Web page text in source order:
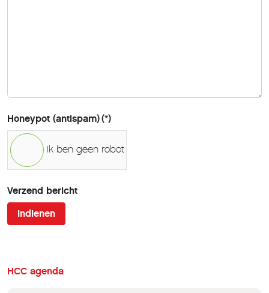
Honeypot (antispam)(*)
Ik ben geen robot
Verzend bericht
Indienen
HCC agenda